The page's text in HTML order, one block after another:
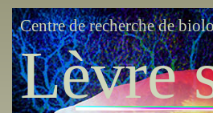
Centre de recherche de
Lèvre